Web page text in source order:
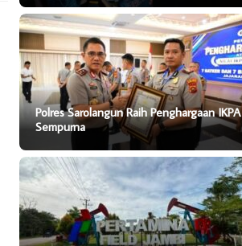
Polres Sarolangun Raih Penghargaan IKPA
Sempurna